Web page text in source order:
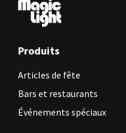
Produits
Articles de fête
Bars et restaurants
Événements spéciaux